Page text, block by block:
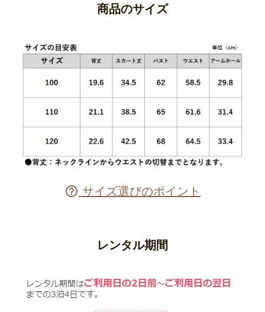
商品のサイズ
 サイズ選びのポイント
レンタル期間